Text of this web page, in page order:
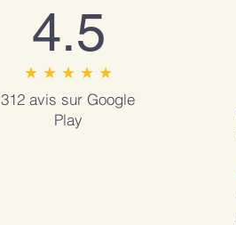
★ ★ ★ ★ ★
4.5
312 avis sur Google
Play